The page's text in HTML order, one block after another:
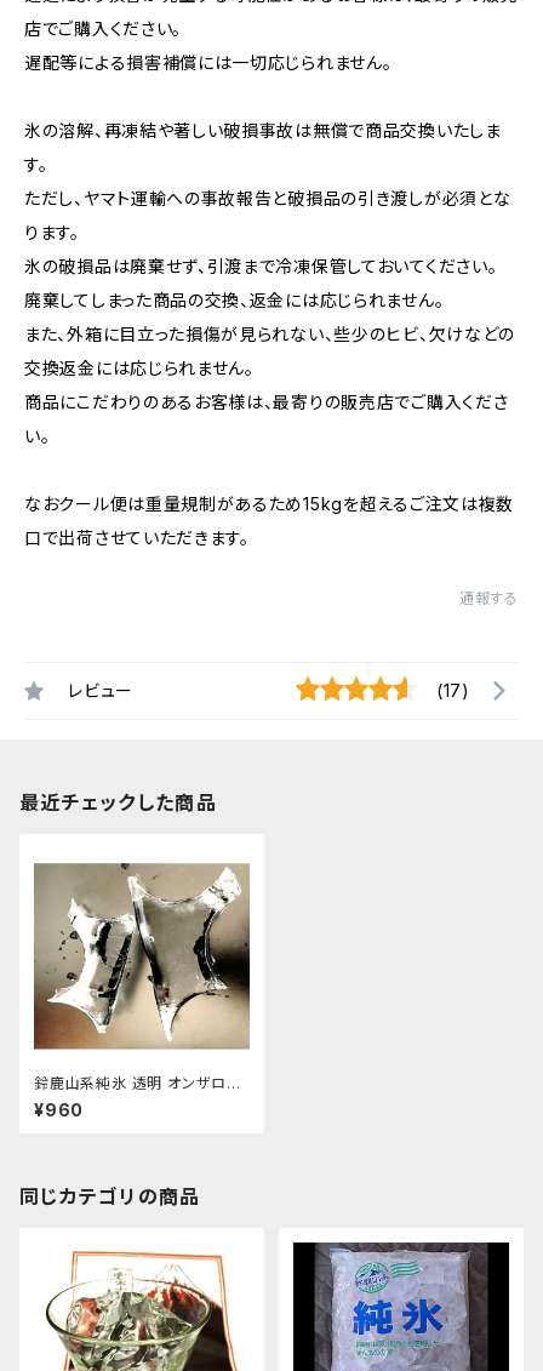
店でご購入ください。
遅配等による損害補償には一切応じられません。
氷の溶解、再凍結や著しい破損事故は無償で商品交換いたしま
す。
ただし、ヤマト運輸への事故報告と破損品の引き渡しが必須とな
ります。
氷の破損品は廃棄せず、引渡まで冷凍保管しておいてください。
廃棄してしまった商品の交換、返金には応じられません。
また、外箱に目立った損傷が見られない、些少のヒビ、欠けなどの
交換返金には応じられません。
商品にこだわりのあるお客様は、最寄りの販売店でご購入くださ
い。
なおクール便は重量規制があるため15kgを超えるご注文は複数
口で出荷させていただきます。
通報する
レビュー (17)
最近チェックした商品
鈴鹿山系純氷 透明 オンザロッ
ク 原料 1.5kg
¥960
同じカテゴリの商品